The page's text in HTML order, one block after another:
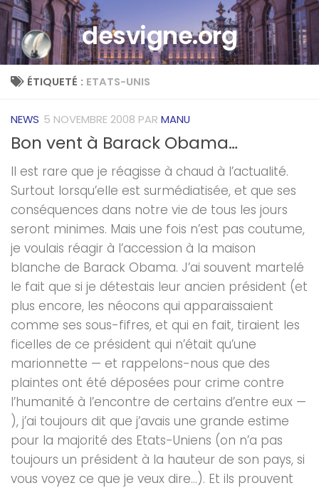
Skip to contentdesvigne.org
ÉTIQUETÉ : ETATS-UNIS
NEWS 5 NOVEMBRE 2008 PAR MANU
Bon vent à Barack Obama…
Il est rare que je réagisse à chaud à l’actualité.
Surtout lorsqu’elle est surmédiatisée, et que ses
conséquences dans notre vie de tous les jours
seront minimes. Mais une fois n’est pas coutume,
je voulais réagir à l’accession à la maison
blanche de Barack Obama. J’ai souvent martelé
le fait que si je détestais leur ancien président (et
plus encore, les néocons qui apparaissaient
comme ses sous-fifres, et qui en fait, tiraient les
ficelles de ce président qui n’était qu’une
marionnette — et rappelons-nous que des
plaintes ont été déposées pour crime contre
l’humanité à l’encontre de certains d’entre eux —
), j’ai toujours dit que j’avais une grande estime
pour la majorité des Etats-Uniens (on n’a pas
toujours un président à la hauteur de son pays, si
vous voyez ce que je veux dire…). Et ils prouvent